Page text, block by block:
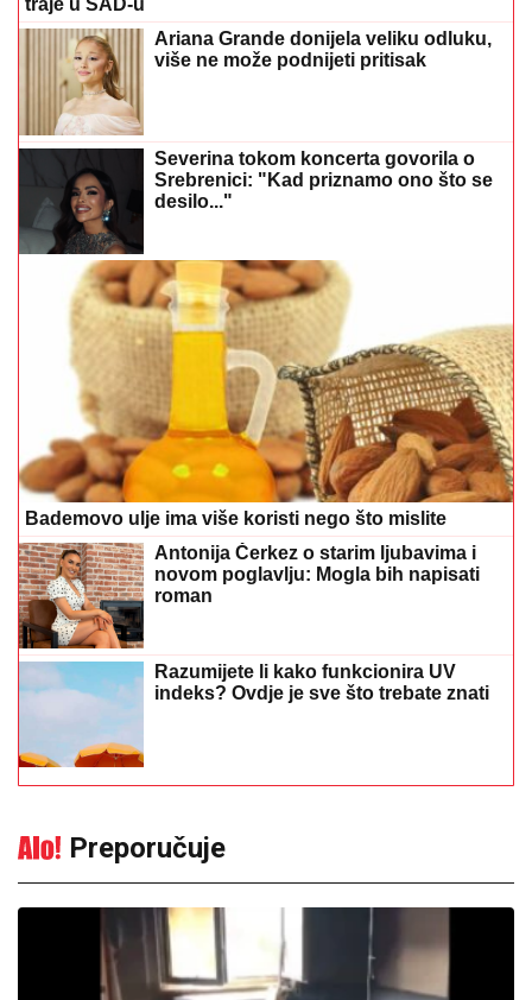
traje u SAD-u
Ariana Grande donijela veliku odluku,
više ne može podnijeti pritisak
Severina tokom koncerta govorila o
Srebrenici: "Kad priznamo ono što se
desilo..."
Bademovo ulje ima više koristi nego što mislite
Antonija Čerkez o starim ljubavima i
novom poglavlju: Mogla bih napisati
roman
Razumijete li kako funkcionira UV
indeks? Ovdje je sve što trebate znati
Preporučuje